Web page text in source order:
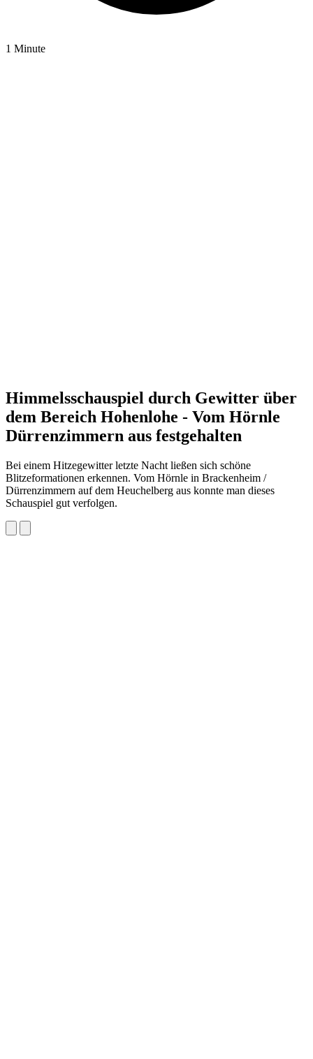
1 Minute
Himmelsschauspiel durch Gewitter über
dem Bereich Hohenlohe - Vom Hörnle
Dürrenzimmern aus festgehalten
Bei einem Hitzegewitter letzte Nacht ließen sich schöne
Blitzeformationen erkennen. Vom Hörnle in Brackenheim /
Dürrenzimmern auf dem Heuchelberg aus konnte man dieses
Schauspiel gut verfolgen.